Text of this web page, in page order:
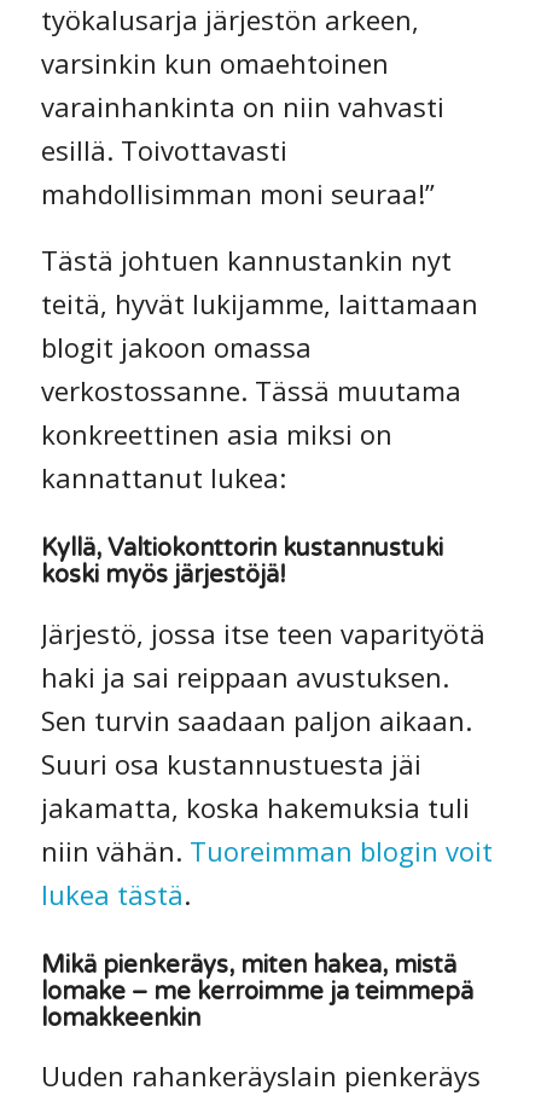
työkalusarja järjestön arkeen,
varsinkin kun omaehtoinen
varainhankinta on niin vahvasti
esillä. Toivottavasti
mahdollisimman moni seuraa!”
Tästä johtuen kannustankin nyt
teitä, hyvät lukijamme, laittamaan
blogit jakoon omassa
verkostossanne. Tässä muutama
konkreettinen asia miksi on
kannattanut lukea:
Kyllä, Valtiokonttorin kustannustuki
koski myös järjestöjä!
Järjestö, jossa itse teen vaparityötä
haki ja sai reippaan avustuksen.
Sen turvin saadaan paljon aikaan.
Suuri osa kustannustuesta jäi
jakamatta, koska hakemuksia tuli
niin vähän. Tuoreimman blogin voit
lukea tästä.
Mikä pienkeräys, miten hakea, mistä
lomake – me kerroimme ja teimmepä
lomakkeenkin
Uuden rahankeräyslain pienkeräys